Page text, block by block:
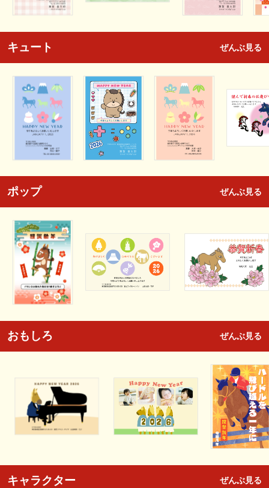
キュート ぜんぶ見る
ポップ ぜんぶ見る
おもしろ ぜんぶ見る
キャラクター ぜんぶ見る